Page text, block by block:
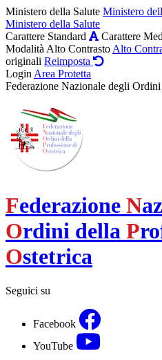
Ministero della Salute Ministero
Ministero della Salute
Carattere Standard
Carattere
Modalità Alto Contrasto Alto
originali Reimposta
Login Area Protetta
Federazione Nazionale degli
Federazione N
Ordini della P
Ostetrica
Seguici su
Facebook
YouTube